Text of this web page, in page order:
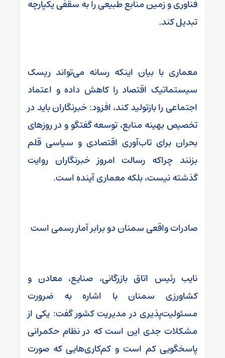
فناوری و زمین منابع طبیعی را به سقفی یکپارچه
تبدیل کند.
معماری با بیان اینکه رسانه می‌تواند ریسک
سیستماتیک اقتصاد را کاهش داده و اعتماد
اجتماعی را بازتولید کند، افزود: خبرنگاران باید در
تخصیص بهینه منابع، توسعه گفتگو و در روزهای
بحران برای تاب‌آوری اقتصادی و سیاسی قلم
بزنند چراکه رسالت امروز خبرنگاران روایت
گذشته نیست، بلکه معماری آینده است.
صادرات واقعی سمنان دو برابر آمار رسمی است
نایب رئیس اتاق بازرگانی، صنایع، معادن و
کشاورزی سمنان با اشاره به ضرورت
مسئولیت‌پذیری در مدیریت کشور گفت: یکی از
مشکلات جدی این است که در نظام حکمرانی
پاسخگویی کم است و کم‌کاری‌هایی که صورت